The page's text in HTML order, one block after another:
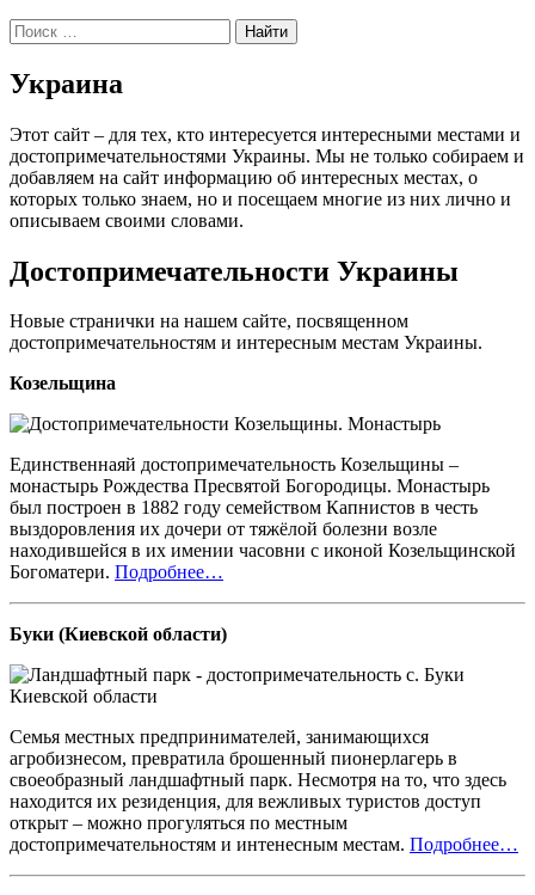
Искать:
Украина
Этот сайт – для тех, кто интересуется интересными местами и
достопримечательностями Украины. Мы не только собираем и
добавляем на сайт информацию об интересных местах, о
которых только знаем, но и посещаем многие из них лично и
описываем своими словами.
Достопримечательности Украины
Новые странички на нашем сайте, посвященном
достопримечательностям и интересным местам Украины.
Козельщина
Единственнаяй достопримечательность Козельщины –
монастырь Рождества Пресвятой Богородицы. Монастырь
был построен в 1882 году семейством Капнистов в честь
выздоровления их дочери от тяжёлой болезни возле
находившейся в их имении часовни с иконой Козельщинской
Богоматери. Подробнее…
Буки (Киевской области)
Семья местных предпринимателей, занимающихся
агробизнесом, превратила брошенный пионерлагерь в
своеобразный ландшафтный парк. Несмотря на то, что здесь
находится их резиденция, для вежливых туристов доступ
открыт – можно прогуляться по местным
достопримечательностям и интенесным местам. Подробнее…